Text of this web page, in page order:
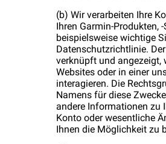
(b) Wir verarbeiten Ihre
Ihren Garmin-Produkten,
beispielsweise wichtige
Datenschutzrichtlinie.
verknüpft und angezeigt,
Websites oder in einer
interagieren. Die
Namens für diese
andere Informationen zu
Konto oder wesentliche
Ihnen die Möglichkeit zu